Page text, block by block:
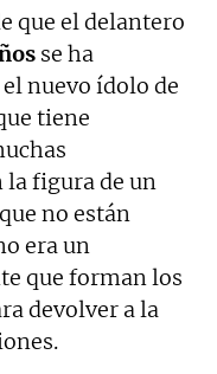
que el delantero
se ha
nuevo ídolo de
tiene
la figura de un
no están
era un
que forman los
devolver a la